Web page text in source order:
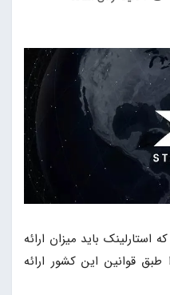
استارلینک باید میزان ارائه
قوانین این کشور ارائه